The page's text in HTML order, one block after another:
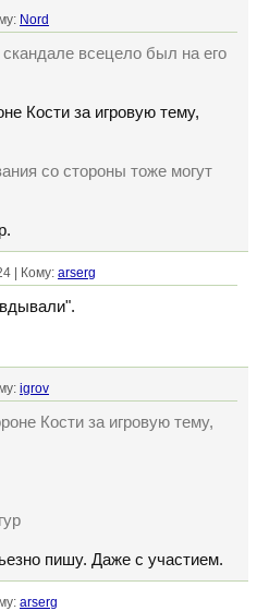
Nord
всецело был на его
Кости за игровую тему,
со стороны тоже могут
| Кому: arserg
igrov
Кости за игровую тему,
пишу. Даже с участием.
arserg